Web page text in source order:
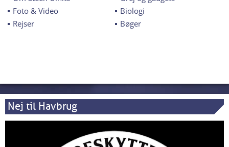
Foto & Video
Biologi
Rejser
Bøger
Nej til Havbrug